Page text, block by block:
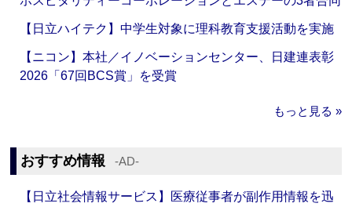
【日立ハイテク】中学生対象に理科教育支援活動を実施
【ニコン】本社／イノベーションセンター、日建連表彰
2026「67回BCS賞」を受賞
もっと見る »
おすすめ情報 ‐AD‐
【日立社会情報サービス】医療従事者が副作用情報を迅